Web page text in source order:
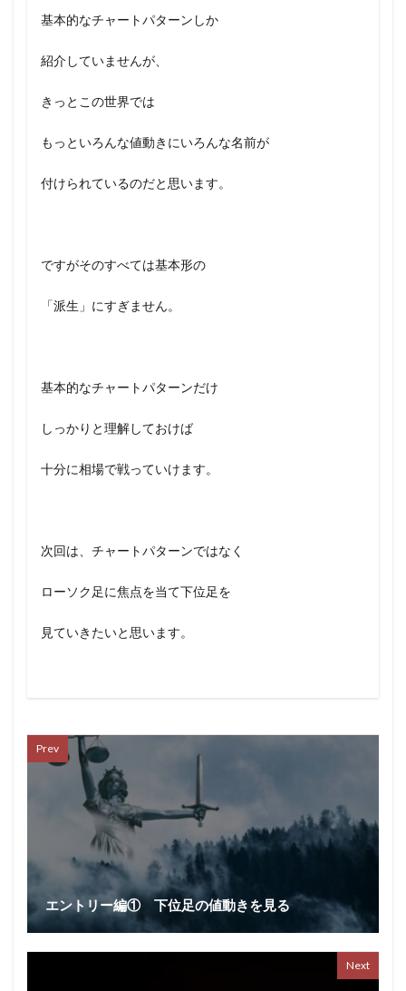
基本的なチャートパターンしか
紹介していませんが、
きっとこの世界では
もっといろんな値動きにいろんな名前が
付けられているのだと思います。
ですがそのすべては基本形の
「派生」にすぎません。
基本的なチャートパターンだけ
しっかりと理解しておけば
十分に相場で戦っていけます。
次回は、チャートパターンではなく
ローソク足に焦点を当て下位足を
見ていきたいと思います。
Prev
エントリー編① 下位足の値動きを見る
Next